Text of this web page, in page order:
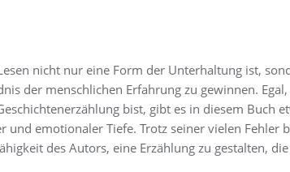
nicht nur eine Form der Unterhaltung ist,
der menschlichen Erfahrung zu gewinnen.
bist, gibt es in diesem Buch
und emotionaler Tiefe. Trotz seiner vielen Fehler
des Autors, eine Erzählung zu gestalten,